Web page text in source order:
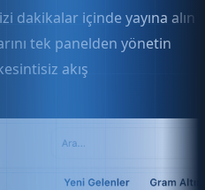
tek panelden yönetin
akış